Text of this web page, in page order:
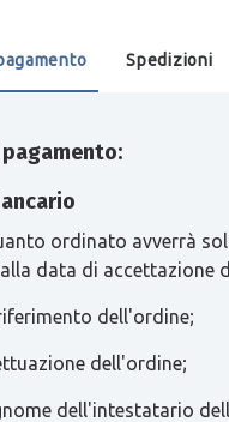
Spedizioni
ordinato avverrà
data di accettazione
dell'ordine;
dell'ordine;
dell'intestatario